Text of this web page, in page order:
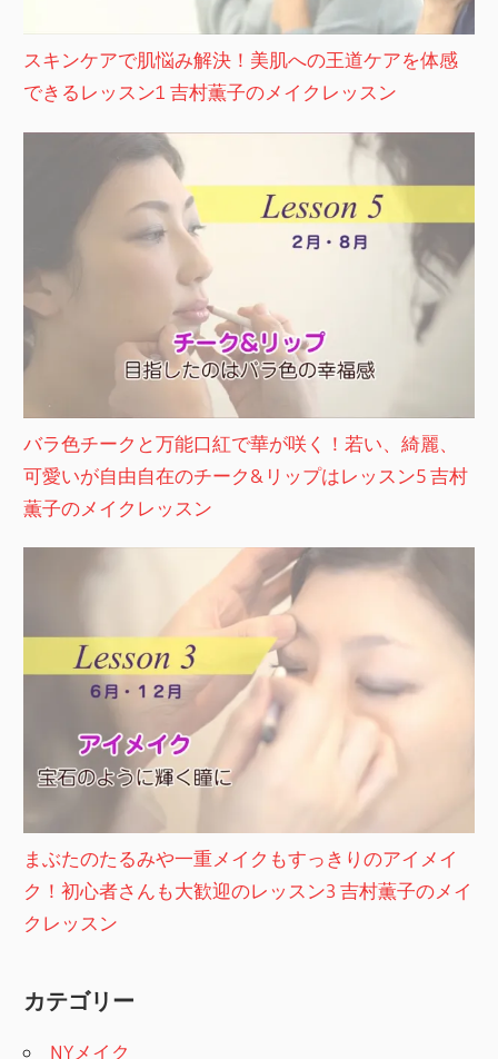
スキンケアで肌悩み解決！美肌への王道ケアを体感
できるレッスン1 吉村薫子のメイクレッスン
バラ色チークと万能口紅で華が咲く！若い、綺麗、
可愛いが自由自在のチーク&リップはレッスン5 吉村
薫子のメイクレッスン
まぶたのたるみや一重メイクもすっきりのアイメイ
ク！初心者さんも大歓迎のレッスン3 吉村薫子のメイ
クレッスン
カテゴリー
NYメイク